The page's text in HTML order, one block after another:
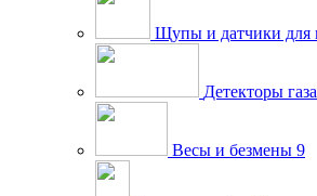
Щупы и датчики для
Детекторы газа
Весы и безмены 9